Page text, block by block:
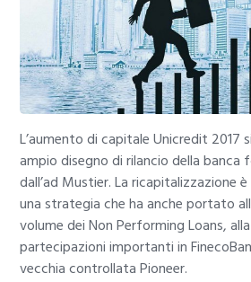
L’aumento di capitale Unicredit 2017
ampio disegno di rilancio della
dall’ad Mustier. La ricapitalizzazione
una strategia che ha anche portato
volume dei Non Performing Loans,
partecipazioni importanti in
vecchia controllata Pioneer.